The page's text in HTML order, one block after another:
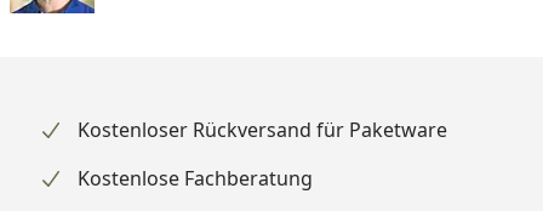
Kostenloser Rückversand für Paketware
Kostenlose Fachberatung